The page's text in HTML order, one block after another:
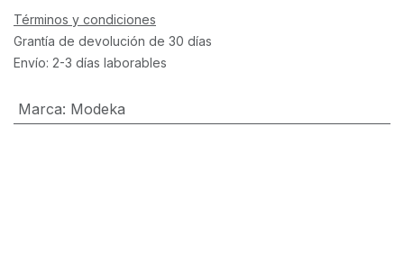
Términos y condiciones
Grantía de devolución de 30 días
Envío: 2-3 días laborables
Marca: Modeka